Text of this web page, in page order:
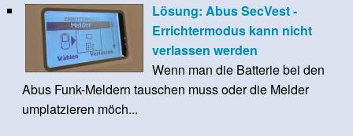
Lösung: Abus SecVest -
Errichtermodus kann nicht
verlassen werden
Wenn man die Batterie bei den
Abus Funk-Meldern tauschen muss oder die Melder
umplatzieren möch...